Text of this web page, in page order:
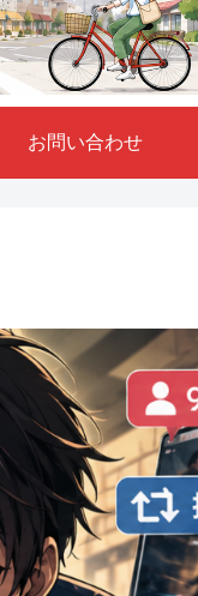
お問い合わせ